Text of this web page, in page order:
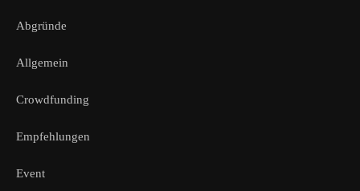
Abgründe
Allgemein
Crowdfunding
Empfehlungen
Event